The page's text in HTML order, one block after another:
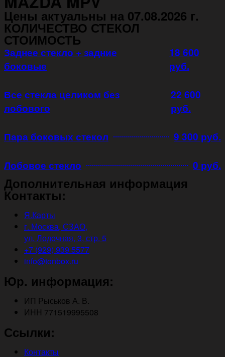
Цены актуальны на 07.08.2026 г.
КОЛИЧЕСТВО СТЕКОЛ
СТОИМОСТЬ
Заднее стекло + задние
боковые
18 600
руб.
Все стекла целиком без
лобового
22 600
руб.
Пара боковых стекол 9 300 руб.
Лобовое стекло 0 руб.
Дополнительная информация
Контакты:
Я.Карты
г. Москва, СЗАО,
ул. Лодочная, 3, стр. 5
+7 (929) 939 5577
info@tonbox.ru
Юр. информация:
ИП Рыськов А. В.
ИНН 771519995508
Ссылки:
Контакты